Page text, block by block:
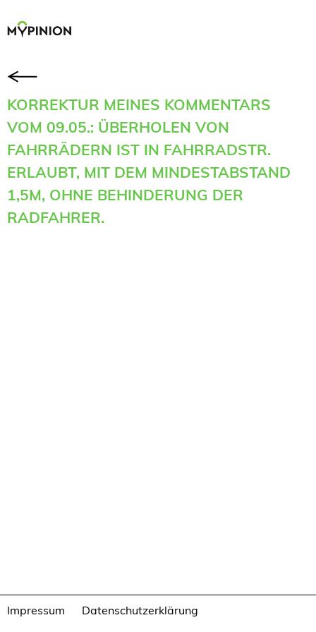
KORREKTUR MEINES KOMMENTARS
VOM 09.05.: ÜBERHOLEN VON
FAHRRÄDERN IST IN FAHRRADSTR.
ERLAUBT, MIT DEM MINDESTABSTAND
1,5M, OHNE BEHINDERUNG DER
RADFAHRER.
Impressum Datenschutzerklärung